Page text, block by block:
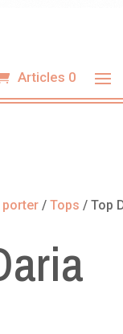
Articles 0
porter/ Tops / Top